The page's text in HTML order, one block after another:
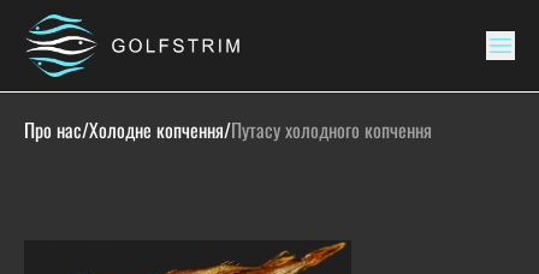
Про нас/Холодне копчення/Путасу холодного копчення